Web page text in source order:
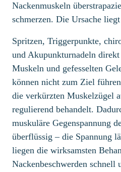
Nackenmuskeln
schmerzen. Die Ursache
Spritzen, Triggerpunkte,
und Akupunkturnadeln direkt
Muskeln und gefesselten
können nicht zum Ziel
die verkürzten Muskelzügel
regulierend behandelt.
muskuläre Gegenspannung
überflüssig – die Spannung
liegen die wirksamsten
Nackenbeschwerden schnell